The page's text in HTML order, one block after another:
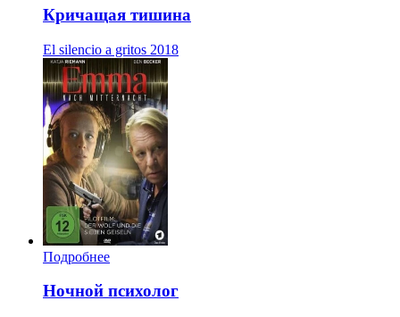
Кричащая тишина
El silencio a gritos 2018
Подробнее
Ночной психолог